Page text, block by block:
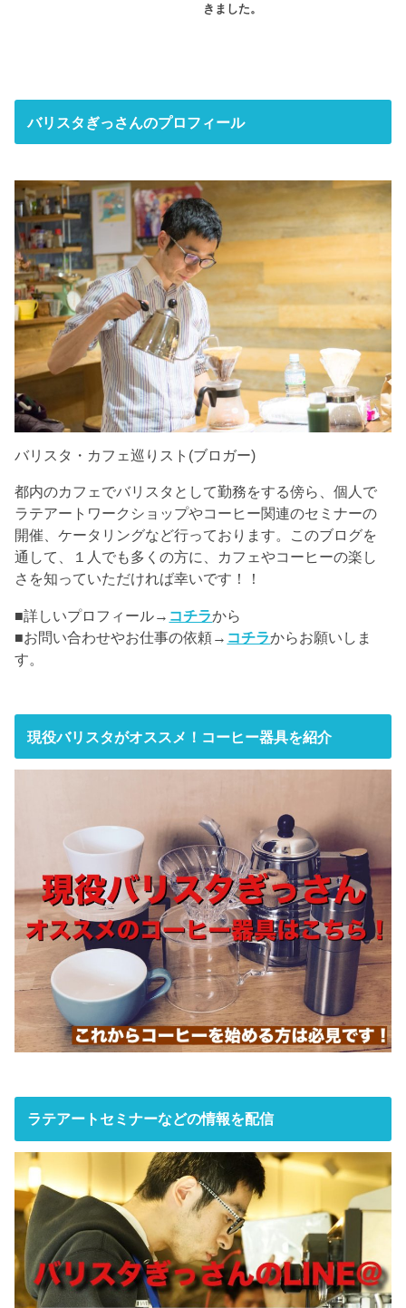
きました。
バリスタぎっさんのプロフィール
バリスタ・カフェ巡りスト(ブロガー)
都内のカフェでバリスタとして勤務をする傍ら、個人で
ラテアートワークショップやコーヒー関連のセミナーの
開催、ケータリングなど行っております。このブログを
通して、１人でも多くの方に、カフェやコーヒーの楽し
さを知っていただければ幸いです！！
■詳しいプロフィール→ コチラから
■お問い合わせやお仕事の依頼→ コチラからお願いしま
す。
現役バリスタがオススメ！コーヒー器具を紹介
ラテアートセミナーなどの情報を配信